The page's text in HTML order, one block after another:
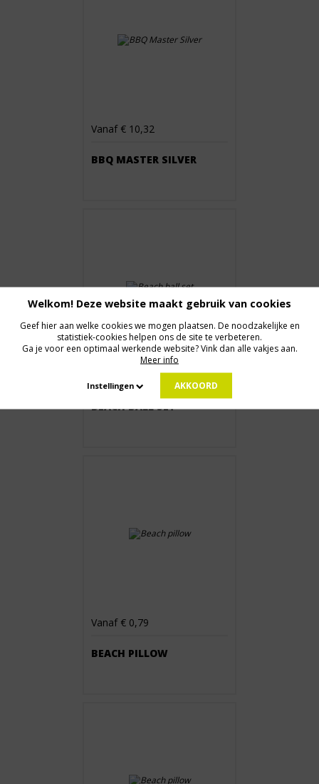
Vanaf € 10,32
BBQ MASTER SILVER
BEACH BALL SET
Vanaf € 0,79
BEACH PILLOW
Welkom! Deze website maakt gebruik van cookies
Geef hier aan welke cookies we mogen plaatsen. De noodzakelijke en
statistiek-cookies helpen ons de site te verbeteren.
Ga je voor een optimaal werkende website? Vink dan alle vakjes aan.
Meer info
Instellingen AKKOORD